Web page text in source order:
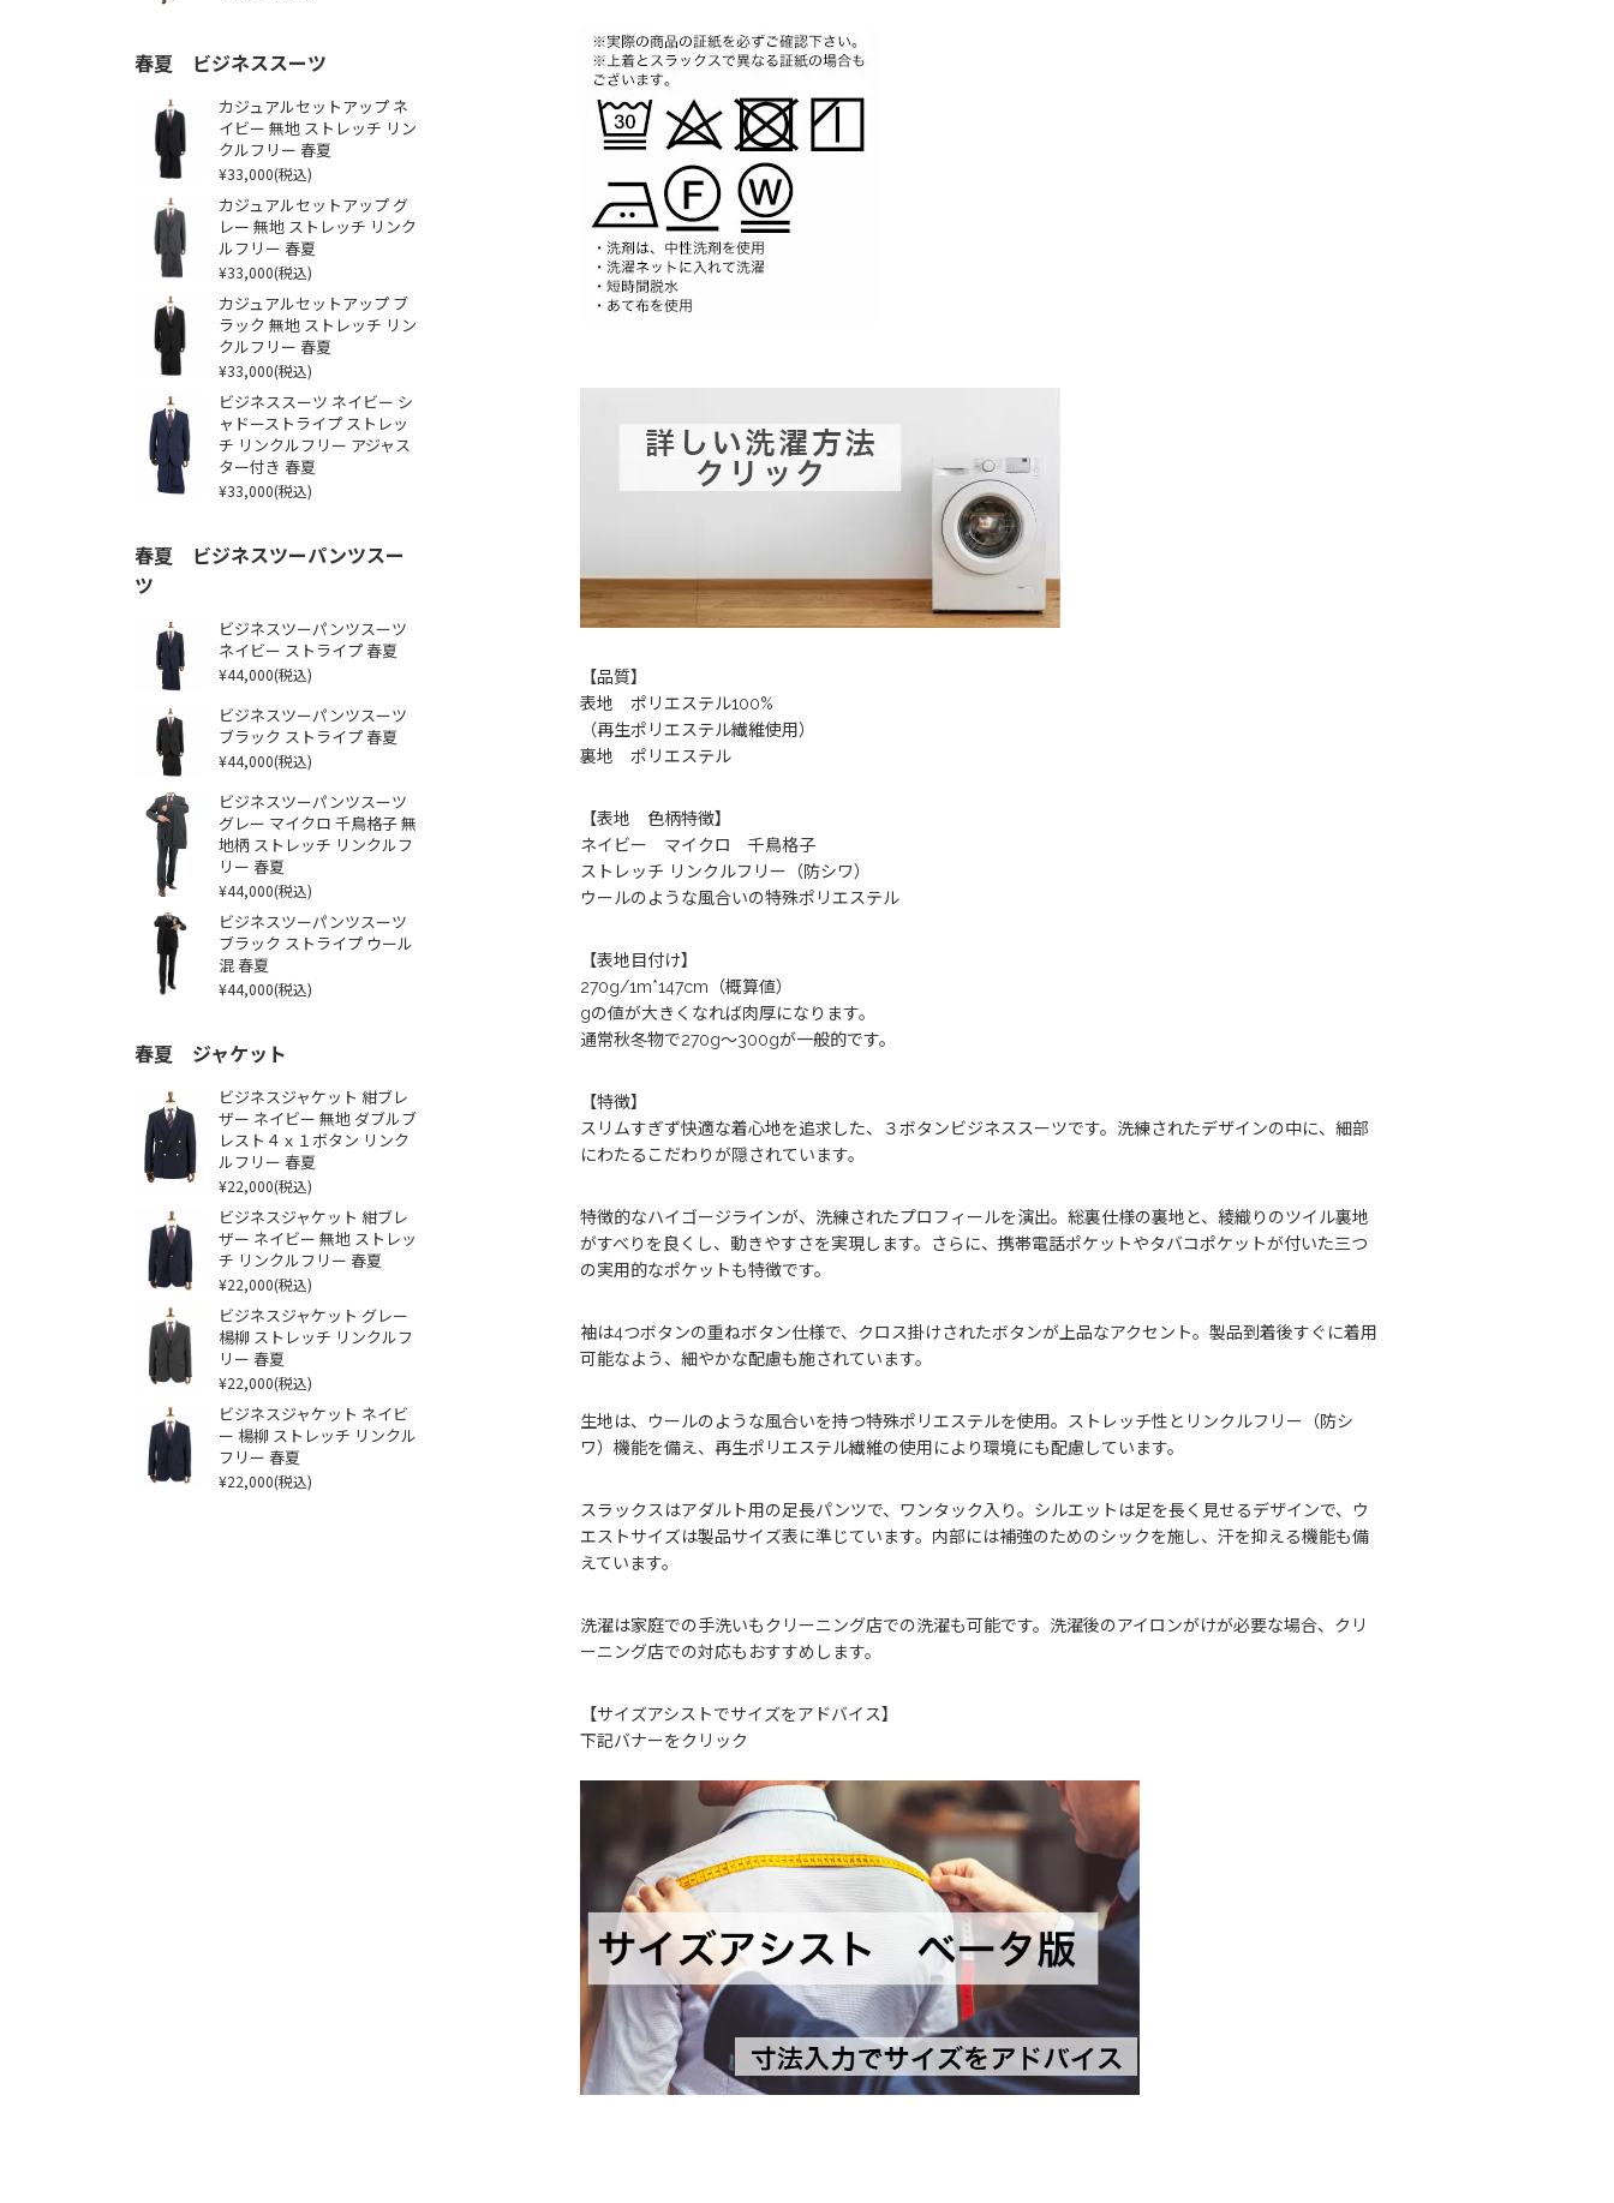
【品質】
表地 ポリエステル100%
（再生ポリエステル繊維使用）
裏地 ポリエステル
【表地 色柄特徴】
ネイビー マイクロ 千鳥格子
ストレッチ リンクルフリー（防シワ）
ウールのような風合いの特殊ポリエステル
【表地目付け】
270g/1m*147cm（概算値）
gの値が大きくなれば肉厚になります。
通常秋冬物で270g～300gが一般的です。
【特徴】
スリムすぎず快適な着心地を追求した、３ボタンビジネススーツです。洗練されたデザインの中に、細部
にわたるこだわりが隠されています。
特徴的なハイゴージラインが、洗練されたプロフィールを演出。総裏仕様の裏地と、綾織りのツイル裏地
がすべりを良くし、動きやすさを実現します。さらに、携帯電話ポケットやタバコポケットが付いた三つ
の実用的なポケットも特徴です。
袖は4つボタンの重ねボタン仕様で、クロス掛けされたボタンが上品なアクセント。製品到着後すぐに着用
可能なよう、細やかな配慮も施されています。
生地は、ウールのような風合いを持つ特殊ポリエステルを使用。ストレッチ性とリンクルフリー（防シ
ワ）機能を備え、再生ポリエステル繊維の使用により環境にも配慮しています。
スラックスはアダルト用の足長パンツで、ワンタック入り。シルエットは足を長く見せるデザインで、ウ
エストサイズは製品サイズ表に準じています。内部には補強のためのシックを施し、汗を抑える機能も備
えています。
洗濯は家庭での手洗いもクリーニング店での洗濯も可能です。洗濯後のアイロンがけが必要な場合、クリ
ーニング店での対応もおすすめします。
【サイズアシストでサイズをアドバイス】
下記バナーをクリック
春夏 ビジネススーツ
カジュアルセットアップ ネ
イビー 無地 ストレッチ リン
クルフリー 春夏
¥33,000(税込)
カジュアルセットアップ グ
レー 無地 ストレッチ リンク
ルフリー 春夏
¥33,000(税込)
カジュアルセットアップ ブ
ラック 無地 ストレッチ リン
クルフリー 春夏
¥33,000(税込)
ビジネススーツ ネイビー シ
ャドーストライプ ストレッ
チ リンクルフリー アジャス
ター付き 春夏
¥33,000(税込)
春夏 ビジネスツーパンツスー
ツ
ビジネスツーパンツスーツ
ネイビー ストライプ 春夏
¥44,000(税込)
ビジネスツーパンツスーツ
ブラック ストライプ 春夏
¥44,000(税込)
ビジネスツーパンツスーツ
グレー マイクロ 千鳥格子 無
地柄 ストレッチ リンクルフ
リー 春夏
¥44,000(税込)
ビジネスツーパンツスーツ
ブラック ストライプ ウール
混 春夏
¥44,000(税込)
春夏 ジャケット
ビジネスジャケット 紺ブレ
ザー ネイビー 無地 ダブルブ
レスト４ｘ１ボタン リンク
ルフリー 春夏
¥22,000(税込)
ビジネスジャケット 紺ブレ
ザー ネイビー 無地 ストレッ
チ リンクルフリー 春夏
¥22,000(税込)
ビジネスジャケット グレー
楊柳 ストレッチ リンクルフ
リー 春夏
¥22,000(税込)
ビジネスジャケット ネイビ
ー 楊柳 ストレッチ リンクル
フリー 春夏
¥22,000(税込)